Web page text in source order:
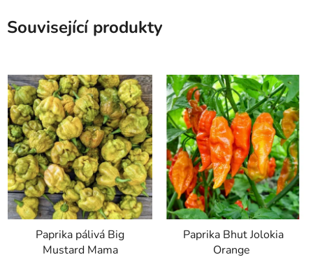
Související produkty
Paprika pálivá Big
Mustard Mama
Paprika Bhut Jolokia
Orange